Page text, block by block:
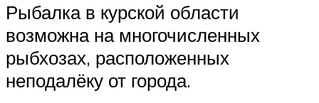
Рыбалка в курской области
возможна на многочисленных
рыбхозах, расположенных
неподалёку от города.